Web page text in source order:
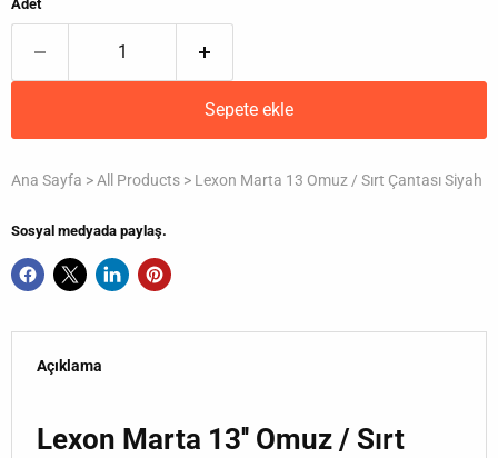
Adet
Sepete ekle
Ana Sayfa >All Products > Lexon Marta 13 Omuz / Sırt Çantası Siyah
Sosyal medyada paylaş.
Açıklama
Lexon Marta 13'' Omuz / Sırt